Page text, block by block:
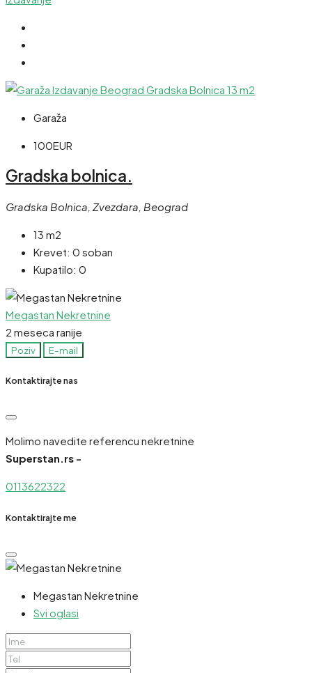
Garaža
100EUR
Gradska bolnica.
Gradska Bolnica, Zvezdara, Beograd
13 m2
Krevet: 0 soban
Kupatilo: 0
Megastan Nekretnine
2 meseca ranije
Poziv E-mail
Kontaktirajte nas
Molimo navedite referencu nekretnine
Superstan.rs -
0113622322
Kontaktirajte me
Megastan Nekretnine
Svi oglasi